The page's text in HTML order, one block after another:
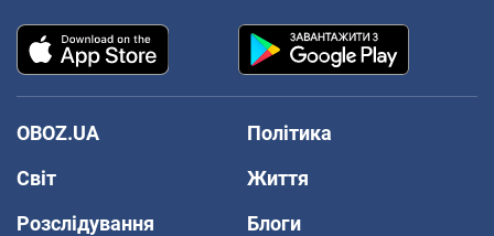
OBOZ.UA
Політика
Світ
Життя
Розслідування
Блоги